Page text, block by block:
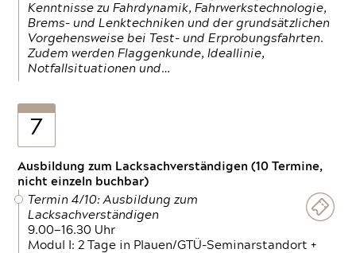
Kenntnisse zu Fahrdynamik, Fahrwerkstechnologie,
Brems- und Lenktechniken und der grundsätzlichen
Vorgehensweise bei Test- und Erprobungsfahrten.
Zudem werden Flaggenkunde, Ideallinie,
Notfallsituationen und…
7
Ausbildung zum Lacksachverständigen (10 Termine,
nicht einzeln buchbar)
Termin 4/10: Ausbildung zum
Lacksachverständigen
9.00—16.30 Uhr
Modul I: 2 Tage in Plauen/GTÜ-Seminarstandort +